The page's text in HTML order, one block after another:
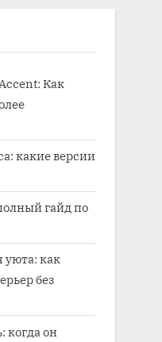
Как
какие версии
гайд по
уюта: как
без
когда он